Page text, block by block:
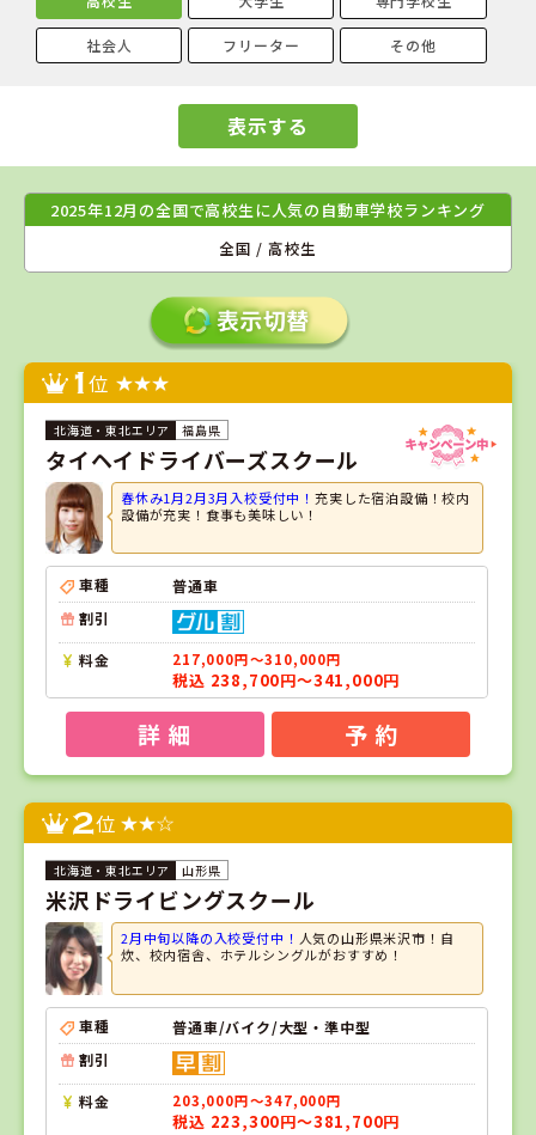
社会人 フリーター その他
表示する
2025年12月の全国で高校生に人気の自動車学校ランキング
全国 / 高校生
1位
福島県
タイヘイドライバーズスクール
春休み1月2月3月入校受付中！充実した宿泊設備！校内
設備が充実！食事も美味しい！
車種
普通車
割引
料金 217,000円～310,000円
税込 238,700円～341,000円
詳 細 予 約
2位
山形県
米沢ドライビングスクール
2月中旬以降の入校受付中！ 人気の山形県米沢市！自
炊、校内宿舎、ホテルシングルがおすすめ！
車種
普通車/バイク/大型・準中型
割引
料金 203,000円～347,000円
税込 223,300円～381,700円